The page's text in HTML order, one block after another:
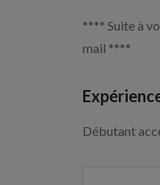
**** Suite à
mail ****
Débutant